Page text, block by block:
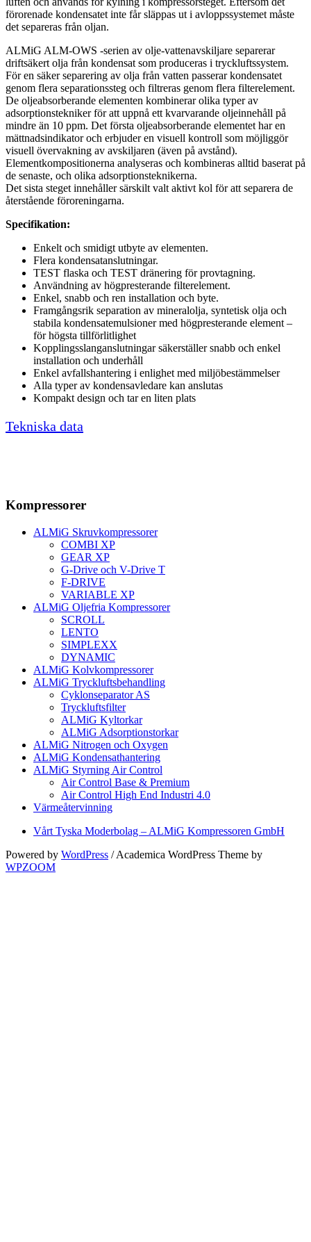
förorenade kondensatet inte får släppas ut i avloppssystemet måste
det separeras från oljan.
ALMiG ALM-OWS -serien av olje-vattenavskiljare separerar
driftsäkert olja från kondensat som produceras i tryckluftssystem.
För en säker separering av olja från vatten passerar kondensatet
genom flera separationssteg och filtreras genom flera filterelement.
De oljeabsorberande elementen kombinerar olika typer av
adsorptionstekniker för att uppnå ett kvarvarande oljeinnehåll på
mindre än 10 ppm. Det första oljeabsorberande elementet har en
mättnadsindikator och erbjuder en visuell kontroll som möjliggör
visuell övervakning av avskiljaren (även på avstånd).
Elementkompositionerna analyseras och kombineras alltid baserat på
de senaste, och olika adsorptionsteknikerna.
Det sista steget innehåller särskilt valt aktivt kol för att separera de
återstående föroreningarna.
Specifikation:
Enkelt och smidigt utbyte av elementen.
Flera kondensatanslutningar.
TEST flaska och TEST dränering för provtagning.
Användning av högpresterande filterelement.
Enkel, snabb och ren installation och byte.
Framgångsrik separation av mineralolja, syntetisk olja och
stabila kondensatemulsioner med högpresterande element –
för högsta tillförlitlighet
Kopplingsslanganslutningar säkerställer snabb och enkel
installation och underhåll
Enkel avfallshantering i enlighet med miljöbestämmelser
Alla typer av kondensavledare kan anslutas
Kompakt design och tar en liten plats
Tekniska data
Kompressorer
ALMiG Skruvkompressorer
COMBI XP
GEAR XP
G-Drive och V-Drive T
F-DRIVE
VARIABLE XP
ALMiG Oljefria Kompressorer
SCROLL
LENTO
SIMPLEXX
DYNAMIC
ALMiG Kolvkompressorer
ALMiG Tryckluftsbehandling
Cyklonseparator AS
Tryckluftsfilter
ALMiG Kyltorkar
ALMiG Adsorptionstorkar
ALMiG Nitrogen och Oxygen
ALMiG Kondensathantering
ALMiG Styrning Air Control
Air Control Base & Premium
Air Control High End Industri 4.0
Värmeåtervinning
Vårt Tyska Moderbolag – ALMiG Kompressoren GmbH
Powered by WordPress / Academica WordPress Theme by
WPZOOM